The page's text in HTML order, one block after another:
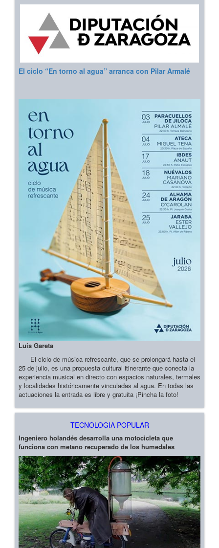
El ciclo “En torno al agua” arranca con Pilar Armalé
Luis Gareta
El ciclo de música refrescante, que se prolongará hasta el
25 de julio, es una propuesta cultural itinerante que conecta la
experiencia musical en directo con espacios naturales, termales
y localidades históricamente vinculadas al agua. En todas las
actuaciones la entrada es libre y gratuita ¡Pincha la foto!
TECNOLOGIA POPULAR
Ingeniero holandés desarrolla una motocicleta que
funciona con metano recuperado de los humedales